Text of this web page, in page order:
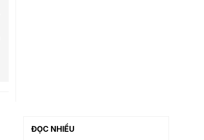
ĐỌC NHIỀU